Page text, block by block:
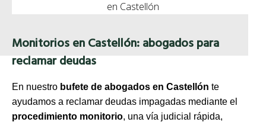
Monitorios en Castellón: abogados para
reclamar deudas
En nuestro bufete de abogados en Castellón te
ayudamos a reclamar deudas impagadas mediante el
procedimiento monitorio, una vía judicial rápida,